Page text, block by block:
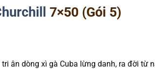
7×50 (Gói 5)
ân dòng xì gà Cuba lừng danh, ra đời từ